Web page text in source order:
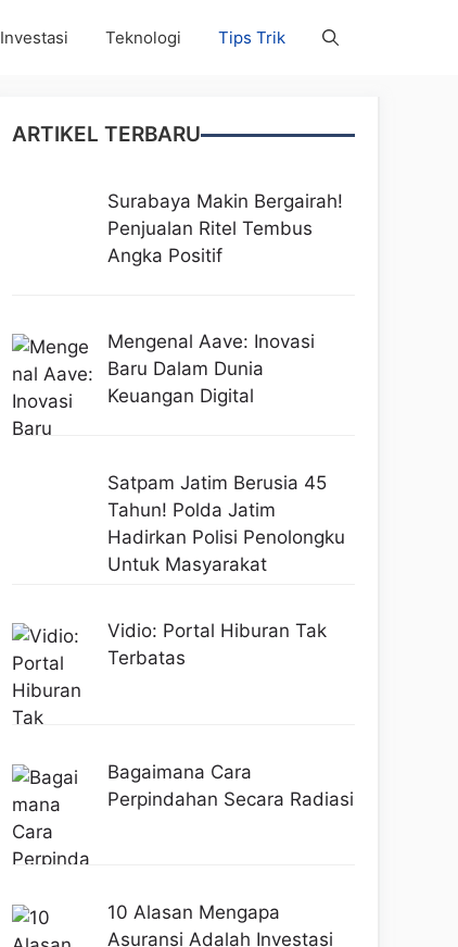
Investasi Teknologi Tips Trik
ARTIKEL TERBARU
Surabaya Makin Bergairah!
Penjualan Ritel Tembus
Angka Positif
Mengenal Aave: Inovasi
Baru Dalam Dunia
Keuangan Digital
Satpam Jatim Berusia 45
Tahun! Polda Jatim
Hadirkan Polisi Penolongku
Untuk Masyarakat
Vidio: Portal Hiburan Tak
Terbatas
Bagaimana Cara
Perpindahan Secara Radiasi
10 Alasan Mengapa
Asuransi Adalah Investasi